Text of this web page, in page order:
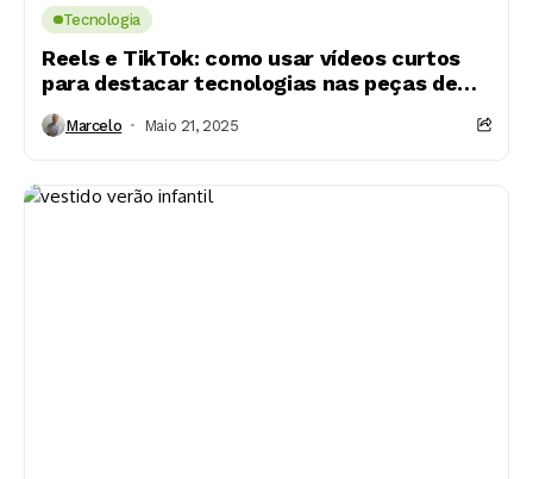
Tecnologia
Reels e TikTok: como usar vídeos curtos
para destacar tecnologias nas peças de
roupas infantis
Marcelo Maio 21, 2025